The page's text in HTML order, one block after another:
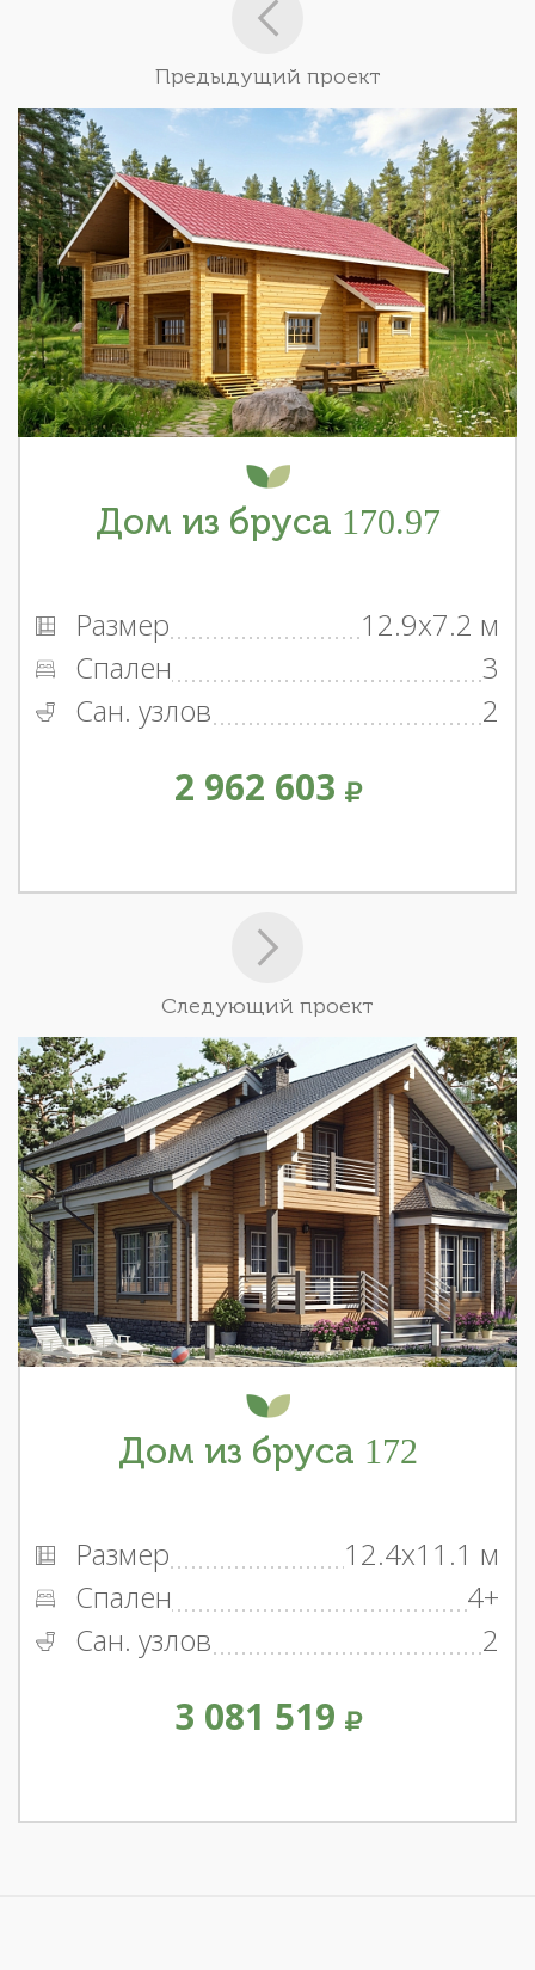
Предыдущий проект
Дом из бруса 170.97
Размер
12.9x7.2 м
Спален
3
Сан. узлов
2
2 962 603
Следующий проект
Дом из бруса 172
Размер
12.4x11.1 м
Спален
4+
Сан. узлов
2
3 081 519